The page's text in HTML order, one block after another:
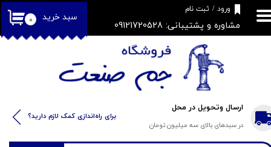
ارسال وتحویل در محل
در سبدهای بالای سه میلیون تومان
مشاوره و پشتیبانی: 09121720528 ۰ سبد خرید
ورود / ثبت نام
حساب کاربری من
تغییر گذر واژه
خروج از حساب کاربری
​​برای راه‌اندازی کمک لازم دارید؟